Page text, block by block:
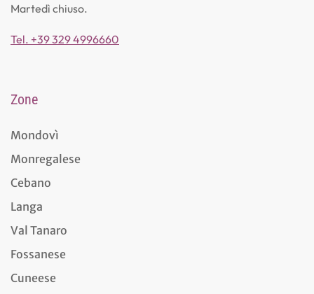
Martedì chiuso.
Tel. +39 329 4996660
Zone
Mondovì
Monregalese
Cebano
Langa
Val Tanaro
Fossanese
Cuneese